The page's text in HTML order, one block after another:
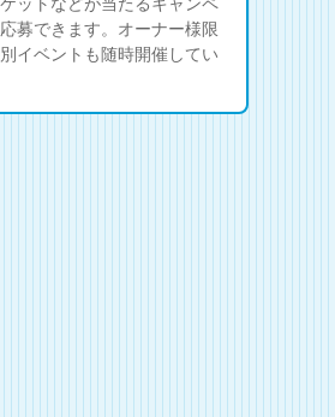
募できます。オーナー様限
イベントも随時開催してい